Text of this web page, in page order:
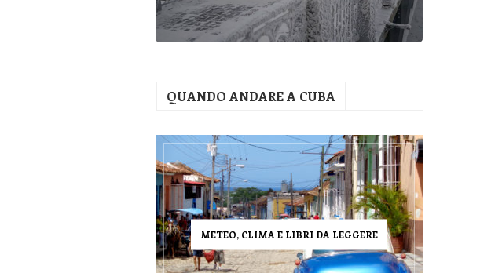
QUANDO ANDARE A CUBA
METEO, CLIMA E LIBRI DA LEGGERE